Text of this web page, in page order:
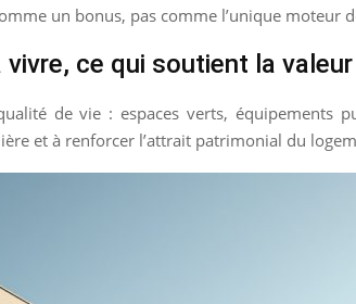
un bonus, pas comme l’unique moteur
vivre, ce qui soutient la
de vie : espaces verts,
et à renforcer l’attrait patrimonial du